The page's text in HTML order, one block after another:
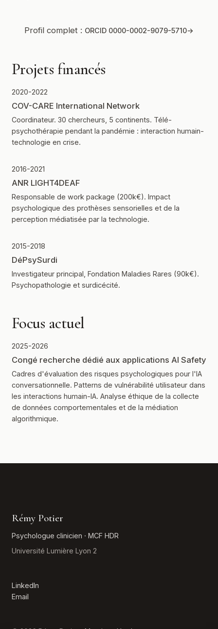
Profil complet : ORCID 0000-0002-9079-5710
Projets financés
2020-2022
COV-CARE International Network
Coordinateur. 30 chercheurs, 5 continents. Télé-
psychothérapie pendant la pandémie : interaction humain-
technologie en crise.
2016-2021
ANR LIGHT4DEAF
Responsable de work package (200k€). Impact
psychologique des prothèses sensorielles et de la
perception médiatisée par la technologie.
2015-2018
DéPsySurdi
Investigateur principal, Fondation Maladies Rares (90k€).
Psychopathologie et surdicécité.
Focus actuel
2025-2026
Congé recherche dédié aux applications AI Safety
Cadres d'évaluation des risques psychologiques pour l'IA
conversationnelle. Patterns de vulnérabilité utilisateur dans
les interactions humain-IA. Analyse éthique de la collecte
de données comportementales et de la médiation
algorithmique.
Rémy Potier
Psychologue clinicien · MCF HDR
Université Lumière Lyon 2
LinkedIn
Email